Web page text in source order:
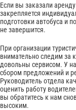
Если вы заказали
закрепляется
подготовки автобуса и
не завершится.
При организации
внимательно следим за
довольны сервисом. У
сбором предложений и
Руководитель отдела
оценить работу
вы обратитесь к нам
высоким.